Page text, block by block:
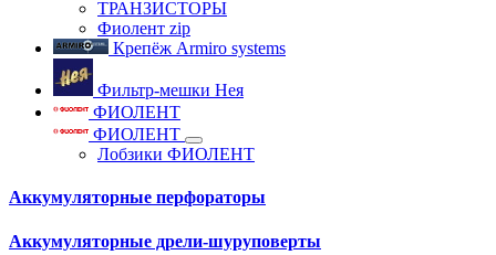
ТРАНЗИСТОРЫ
Фиолент zip
Крепёж Armiro systems
Фильтр-мешки Нея
ФИОЛЕНТ
ФИОЛЕНТ
Лобзики ФИОЛЕНТ
Аккумуляторные перфораторы
Аккумуляторные дрели-шуруповерты